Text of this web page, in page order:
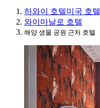
하와이 호텔미국 호텔
와이마날로 호텔
해양 생물 공원 근처 호텔